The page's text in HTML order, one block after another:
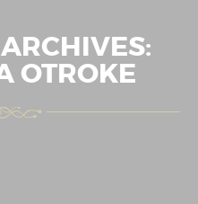
OTROKE